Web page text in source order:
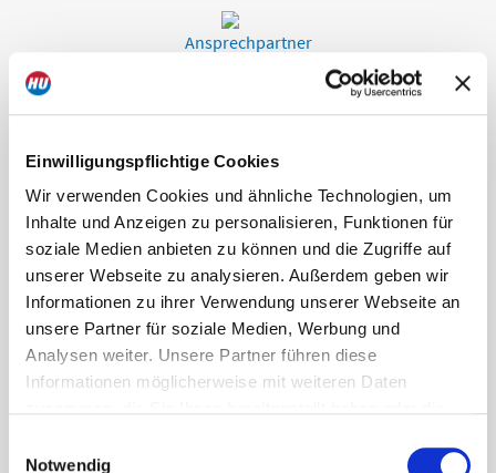
Einwilligungspflichtige Cookies
Wir verwenden Cookies und ähnliche Technologien, um
Inhalte und Anzeigen zu personalisieren, Funktionen für
soziale Medien anbieten zu können und die Zugriffe auf
unserer Webseite zu analysieren. Außerdem geben wir
Informationen zu ihrer Verwendung unserer Webseite an
unsere Partner für soziale Medien, Werbung und
Analysen weiter. Unsere Partner führen diese
Informationen möglicherweise mit weiteren Daten
haben. Dies schließt unter Umständen die Weitergabe
Notwendig
Ansprechpartner
Philosophie & Historie
Referenzen & Bewertungen
Soziales Engagement